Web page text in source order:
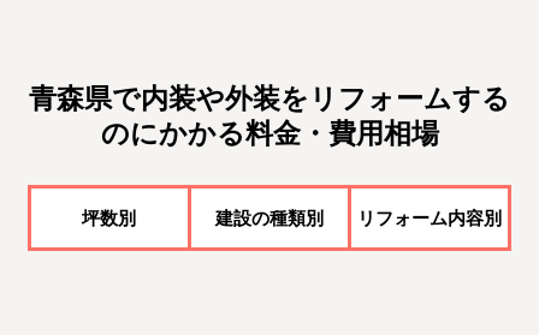
青森県で内装や外装をリフォームする
のにかかる料金・費用相場
坪数別 建設の種類別 リフォーム内容別